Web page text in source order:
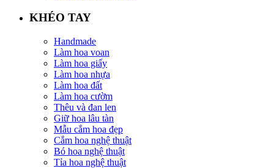
KHÉO TAY
Handmade
Làm hoa voan
Làm hoa giấy
Làm hoa nhựa
Làm hoa đất
Làm hoa cườm
Thêu và đan len
Giữ hoa lâu tàn
Mẫu cắm hoa đẹp
Cắm hoa nghệ thuật
Bó hoa nghệ thuật
Tỉa hoa nghệ thuật